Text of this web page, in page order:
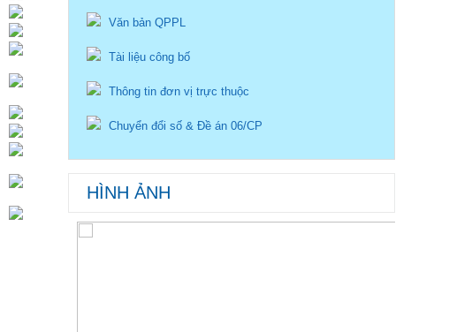
Văn bản QPPL
Tài liệu công bố
Thông tin đơn vị trực thuộc
Chuyển đổi số & Đề án 06/CP
HÌNH ẢNH